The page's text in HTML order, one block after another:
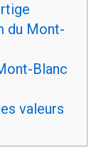
du Mont-
Blanc
valeurs